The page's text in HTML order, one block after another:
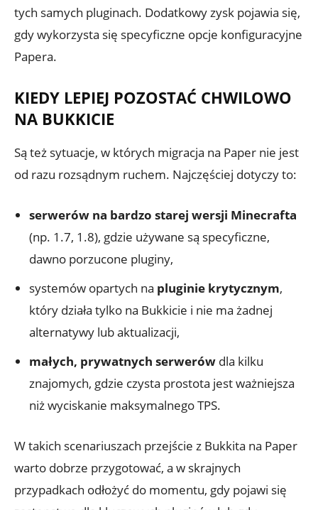
tych samych pluginach. Dodatkowy zysk pojawia się,
gdy wykorzysta się specyficzne opcje konfiguracyjne
Papera.
KIEDY LEPIEJ POZOSTAĆ CHWILOWO
NA BUKKICIE
Są też sytuacje, w których migracja na Paper nie jest
od razu rozsądnym ruchem. Najczęściej dotyczy to:
serwerów na bardzo starej wersji Minecrafta
(np. 1.7, 1.8), gdzie używane są specyficzne,
dawno porzucone pluginy,
systemów opartych na pluginie krytycznym,
który działa tylko na Bukkicie i nie ma żadnej
alternatywy lub aktualizacji,
małych, prywatnych serwerów dla kilku
znajomych, gdzie czysta prostota jest ważniejsza
niż wyciskanie maksymalnego TPS.
W takich scenariuszach przejście z Bukkita na Paper
warto dobrze przygotować, a w skrajnych
przypadkach odłożyć do momentu, gdy pojawi się